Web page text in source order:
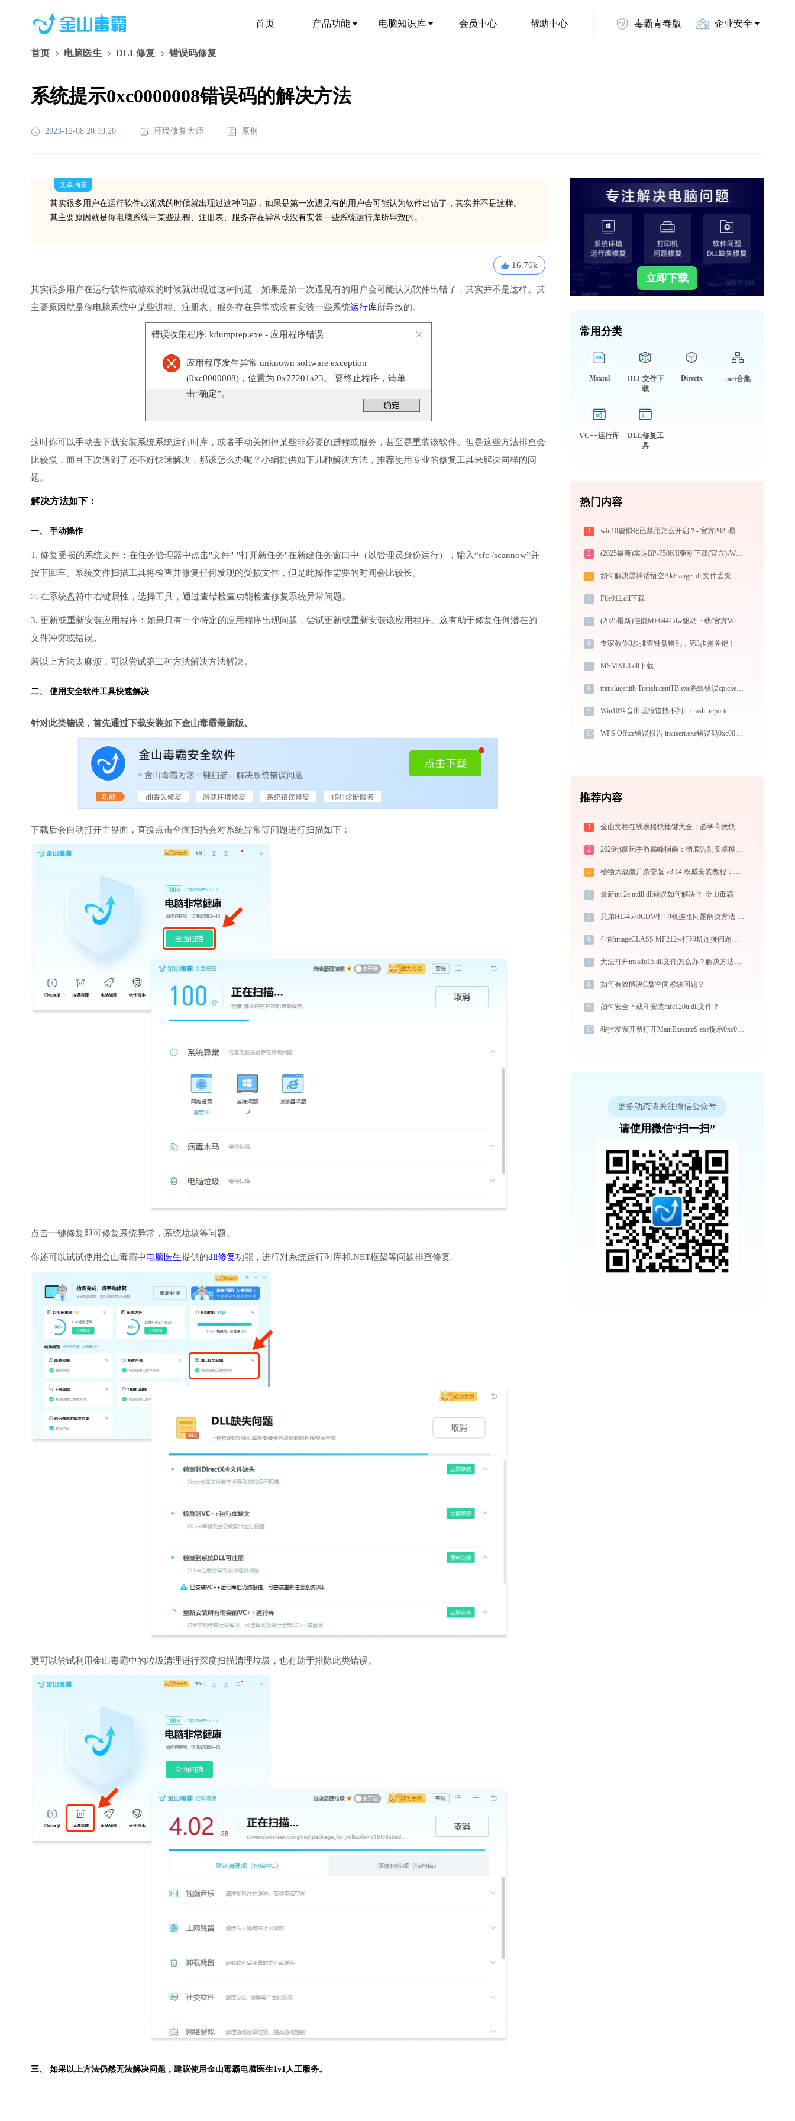
首页 产品功能 电脑知识库 会员中心 帮助中心 毒霸青春版 企业安全
首页 电脑医生 DLL修复 错误码修复
系统提示0xc0000008错误码的解决方法
2023-12-08 20:19:20 环境修复大师 原创
文章摘要
其实很多用户在运行软件或游戏的时候就出现过这种问题，如果是第一次遇见有的用户会可能认为软件出错了，其实并不是这样。
其主要原因就是你电脑系统中某些进程、注册表、服务存在异常或没有安装一些系统运行库所导致的。
16.76k
其实很多用户在运行软件或游戏的时候就出现过这种问题，如果是第一次遇见有的用户会可能认为软件出错了，其实并不是这样。其
主要原因就是你电脑系统中某些进程、注册表、服务存在异常或没有安装一些系统运行库所导致的。
错误收集程序: kdumprep.exe - 应用程序错误
应用程序发生异常 unknown software exception
(0xc0000008)，位置为 0x77201a23。 要终止程序，请单
击“确定”。
这时你可以手动去下载安装系统系统运行时库，或者手动关闭掉某些非必要的进程或服务，甚至是重装该软件。但是这些方法排查会
比较慢，而且下次遇到了还不好快速解决，那该怎么办呢？小编提供如下几种解决方法，推荐使用专业的修复工具来解决同样的问
题。
解决方法如下：
一、 手动操作
1. 修复受损的系统文件：在任务管理器中点击"文件"-"打开新任务"在新建任务窗口中（以管理员身份运行），输入“sfc /scannow”并
按下回车。系统文件扫描工具将检查并修复任何发现的受损文件，但是此操作需要的时间会比较长。
2. 在系统盘符中右键属性，选择工具，通过查错检查功能检查修复系统异常问题。
3. 更新或重新安装应用程序：如果只有一个特定的应用程序出现问题，尝试更新或重新安装该应用程序。这有助于修复任何潜在的
文件冲突或错误。
若以上方法太麻烦，可以尝试第二种方法解决方法解决。
二、 使用安全软件工具快速解决
针对此类错误，首先通过下载安装如下金山毒霸最新版。
下载后会自动打开主界面，直接点击全面扫描会对系统异常等问题进行扫描如下：
点击一键修复即可修复系统异常，系统垃圾等问题。
你还可以试试使用金山毒霸中电脑医生提供的dll修复功能，进行对系统运行时库和.NET框架等问题排查修复。
更可以尝试利用金山毒霸中的垃圾清理进行深度扫描清理垃圾，也有助于排除此类错误。
三、 如果以上方法仍然无法解决问题，建议使用金山毒霸电脑医生1v1人工服务。
立即下载
常用分类
Msxml
DLL文件下
载
Directx .net合集
VC++运行库
DLL修复工
具
热门内容
1 win10虚拟化已禁用怎么开启？- 官方2025最新设置教程
2 (2025最新)实达BP-750KII驱动下载(官方)-Win10/Win11兼容
3 如何解决黑神话悟空AkFlanger.dll文件丢失问题？
4 File012.dll下载
5 (2025最新)佳能MF644Cdw驱动下载(官方Win10/Win11)
6 专家教你3步排查键盘错乱，第3步是关键！
7 MSMXL3.dll下载
8 translucenttb TranslucentTB.exe系统错误cpicker.dll丢失如何解决
9 Win10抖音出现报错找不到tt_crash_reporter_dylib.dll：原因剖析与解决方案
10 WPS Office错误报告 transerr.exe错误码0xc000000d处理办法
推荐内容
1 金山文档在线表格快捷键大全：必学高效快捷键分类图解
2 2026电脑玩手游巅峰指南：彻底告别安卓模拟器卡顿与捆绑，体验官方原生多端互通
3 植物大战僵尸杂交版 v3.14 权威安装教程：PC端下载+白屏闪退完美解决
4 最新int 2e ntdll.dll错误如何解决？-金山毒霸
5 兄弟HL-4570CDW打印机连接问题解决方法 - 金山毒霸
6 佳能imageCLASS MF212w打印机连接问题解决方法 - 金山毒霸
7 无法打开msado15.dll文件怎么办？解决方法大全
8 如何有效解决C盘空间紧缺问题？
9 如何安全下载和安装mfc120u.dll文件？
10 税控发票开票打开MainExecuteS.exe提示0xc000000d错误码怎么办
更多动态请关注微信公众号
请使用微信“扫一扫”